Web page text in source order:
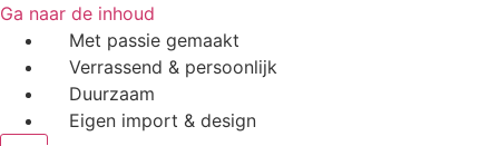
Ga naar de inhoud
Met passie gemaakt
Verrassend & persoonlijk
Duurzaam
Eigen import & design